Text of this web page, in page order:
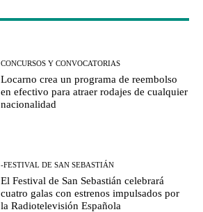
CONCURSOS Y CONVOCATORIAS
Locarno crea un programa de reembolso
en efectivo para atraer rodajes de cualquier
nacionalidad
-FESTIVAL DE SAN SEBASTIÁN
El Festival de San Sebastián celebrará
cuatro galas con estrenos impulsados por
la Radiotelevisión Española